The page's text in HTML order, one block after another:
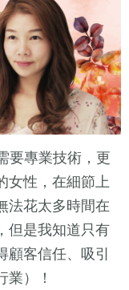
要專業技術，更
女性，在細節上
法花太多時間在
但是我知道只有
客信任、吸引
）！